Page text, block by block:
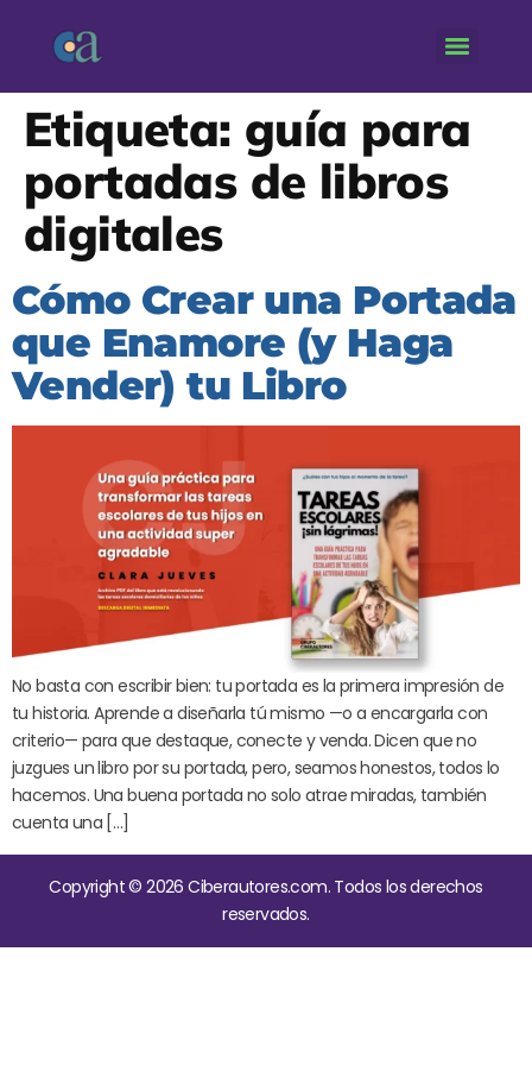
Etiqueta: guía para
portadas de libros
digitales
Cómo Crear una Portada
que Enamore (y Haga
Vender) tu Libro
No basta con escribir bien: tu portada es la primera impresión de
tu historia. Aprende a diseñarla tú mismo —o a encargarla con
criterio— para que destaque, conecte y venda. Dicen que no
juzgues un libro por su portada, pero, seamos honestos, todos lo
hacemos. Una buena portada no solo atrae miradas, también
cuenta una […]
Copyright © 2026 Ciberautores.com. Todos los derechos
reservados.